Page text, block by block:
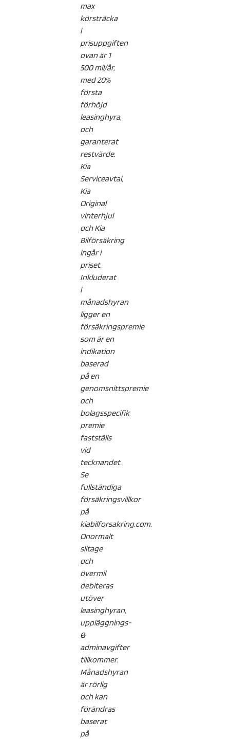
max
körsträcka
i
prisuppgiften
ovan är 1
500 mil/år,
med 20%
första
förhöjd
leasinghyra,
och
garanterat
restvärde.
Kia
Serviceavtal,
Kia
Original
vinterhjul
och Kia
Bilförsäkring
ingår i
priset.
Inkluderat
i
månadshyran
ligger en
försäkringspremie
som är en
indikation
baserad
på en
genomsnittspremie
och
bolagsspecifik
premie
fastställs
vid
tecknandet.
Se
fullständiga
försäkringsvillkor
på
kiabilforsakring.com.
Onormalt
slitage
och
övermil
debiteras
utöver
leasinghyran,
uppläggnings-
&
adminavgifter
tillkommer.
Månadshyran
är rörlig
och kan
förändras
baserat
på